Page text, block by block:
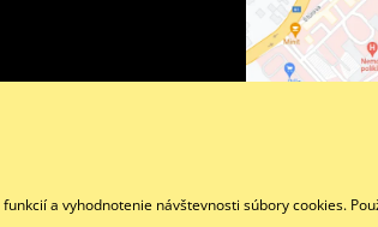
a vyhodnotenie návštevnosti súbory cookies.